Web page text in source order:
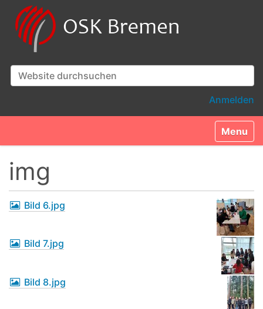
Website durchsuchen
Anmelden
Toggle
img
Bild 6.jpg
Bild 7.jpg
Bild 8.jpg